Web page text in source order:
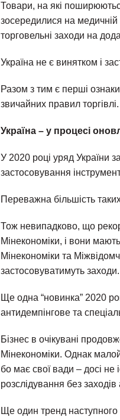
Товари, на які
зосередилися на
торговельні заходи на
Україна не є винятком і
Разом з тим є перші
звичайних правил торгівлі.
Україна – у процесі
У 2020 році уряд України
застосовування
Переважна більшість
Тож невипадково, що
Мінекономіки, і вони
Мінекономіки та
застосовуватимуть заходи.
Ще одна “новинка” 2020
антидемпінгове та
Бізнес в очікувані
Мінекономіки. Однак
бо має свої вади – досі
розслідування без
Ще один тренд